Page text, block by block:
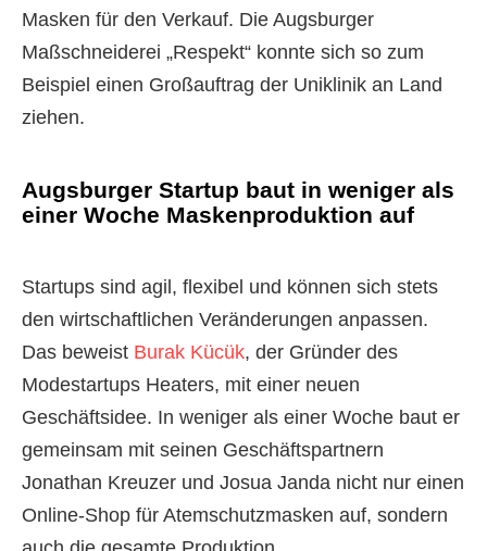
Masken für den Verkauf. Die Augsburger
Maßschneiderei „Respekt“ konnte sich so zum
Beispiel einen Großauftrag der Uniklinik an Land
ziehen.
Augsburger Startup baut in weniger als
einer Woche Maskenproduktion auf
Startups sind agil, flexibel und können sich stets
den wirtschaftlichen Veränderungen anpassen.
Das beweist Burak Kücük, der Gründer des
Modestartups Heaters, mit einer neuen
Geschäftsidee. In weniger als einer Woche baut er
gemeinsam mit seinen Geschäftspartnern
Jonathan Kreuzer und Josua Janda nicht nur einen
Online-Shop für Atemschutzmasken auf, sondern